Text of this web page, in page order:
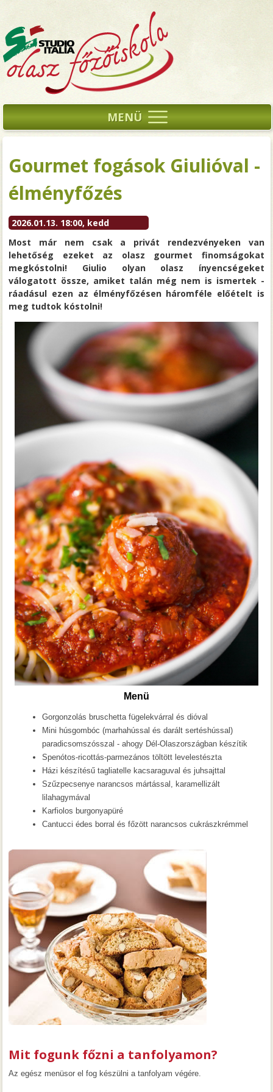
MENÜ
Gourmet fogások Giulióval -
élményfőzés
2026.01.13. 18:00, kedd
Most már nem csak a privát rendezvényeken van
lehetőség ezeket az olasz gourmet finomságokat
megkóstolni! Giulio olyan olasz ínyencségeket
válogatott össze, amiket talán még nem is ismertek -
ráadásul ezen az élményfőzésen háromféle előételt is
meg tudtok kóstolni!
Menü
Gorgonzolás bruschetta fügelekvárral és dióval
Mini húsgombóc (marhahússal és darált sertéshússal)
paradicsomszósszal - ahogy Dél-Olaszországban készítik
Spenótos-ricottás-parmezános töltött levelestészta
Házi készítésű tagliatelle kacsaraguval és juhsajttal
Szűzpecsenye narancsos mártással, karamellizált
lilahagymával
Karfiolos burgonyapüré
Cantucci édes borral és főzött narancsos cukrászkrémmel
Mit fogunk főzni a tanfolyamon?
Az egész menüsor el fog készülni a tanfolyam végére.